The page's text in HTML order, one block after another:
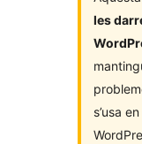
les
s’usa